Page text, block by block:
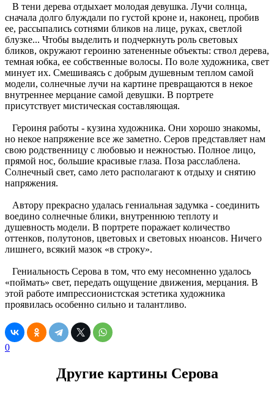
В тени дерева отдыхает молодая девушка. Лучи солнца,
сначала долго блуждали по густой кроне и, наконец, пробив
ее, рассыпались сотнями бликов на лице, руках, светлой
блузке... Чтобы выделить и подчеркнуть роль световых
бликов, окружают героиню затененные объекты: ствол дерева,
темная юбка, ее собственные волосы. По воле художника, свет
минует их. Смешиваясь с добрым душевным теплом самой
модели, солнечные лучи на картине превращаются в некое
внутреннее мерцание самой девушки. В портрете
присутствует мистическая составляющая.
Героиня работы - кузина художника. Они хорошо знакомы,
но некое напряжение все же заметно. Серов представляет нам
свою родственницу с любовью и нежностью. Полное лицо,
прямой нос, большие красивые глаза. Поза расслаблена.
Солнечный свет, само лето располагают к отдыху и снятию
напряжения.
Автору прекрасно удалась гениальная задумка - соединить
воедино солнечные блики, внутреннюю теплоту и
душевность модели. В портрете поражает количество
оттенков, полутонов, цветовых и световых нюансов. Ничего
лишнего, всякий мазок «в строку».
Гениальность Серова в том, что ему несомненно удалось
«поймать» свет, передать ощущение движения, мерцания. В
этой работе импрессионистская эстетика художника
проявилась особенно сильно и талантливо.
0
Другие картины Серова